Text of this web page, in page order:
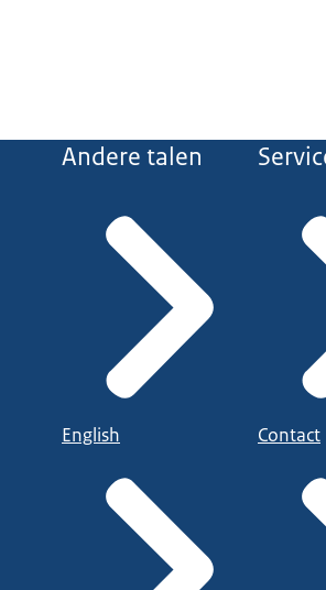
Andere talen
English Contact